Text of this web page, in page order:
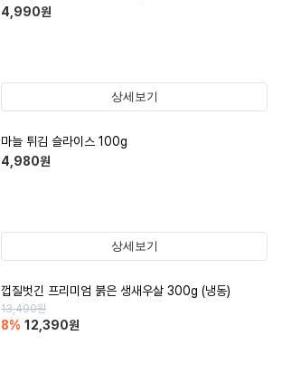
4,990원
상세보기
마늘 튀김 슬라이스 100g
4,980원
상세보기
껍질벗긴 프리미엄 붉은 생새우살 300g (냉동)
13,490원
8% 12,390원